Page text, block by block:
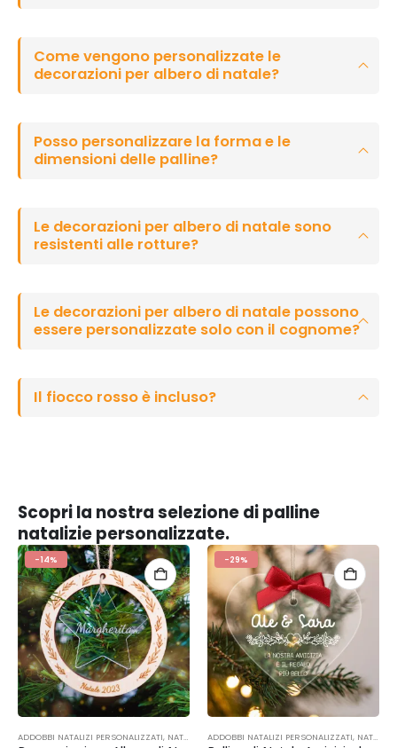
Come vengono personalizzate le
decorazioni per albero di natale?
Posso personalizzare la forma e le
dimensioni delle palline?
Le decorazioni per albero di natale sono
resistenti alle rotture?
Le decorazioni per albero di natale possono
essere personalizzate solo con il cognome?
Il fiocco rosso è incluso?
Scopri la nostra selezione di palline
natalizie personalizzate.
-14%
ADDOBBI NATALIZI PERSONALIZZATI, NATALE OCCASIONI
-29%
ADDOBBI NATALIZI PERSONALIZZATI, NATALE